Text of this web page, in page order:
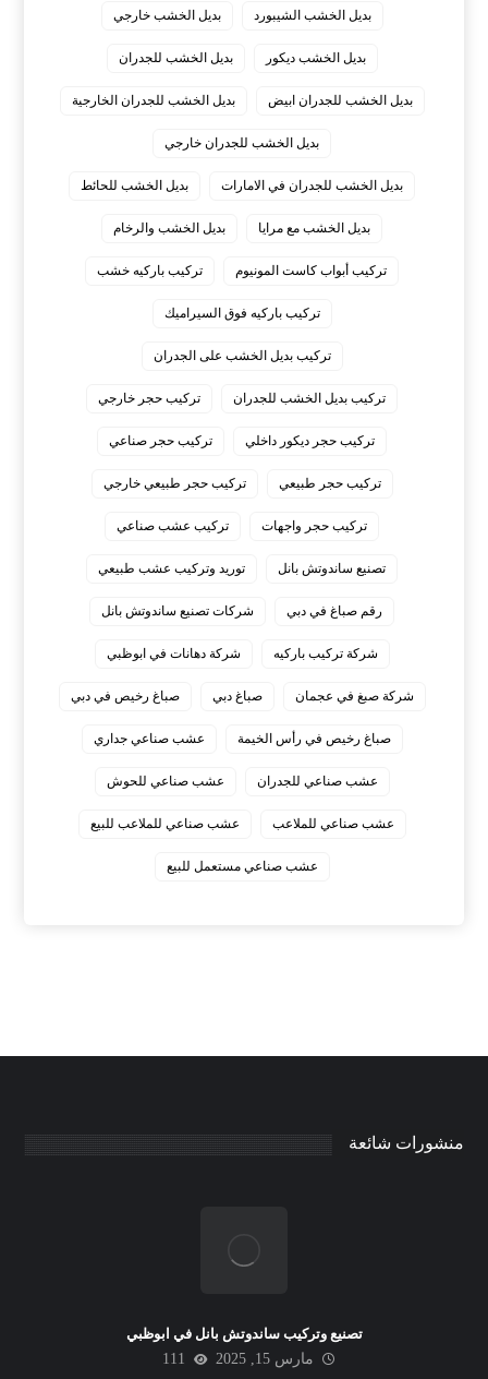
بديل الخشب الشيبورد بديل الخشب خارجي
بديل الخشب ديكور بديل الخشب للجدران
بديل الخشب للجدران ابيض بديل الخشب للجدران الخارجية
بديل الخشب للجدران خارجي
بديل الخشب للجدران في الامارات بديل الخشب للحائط
بديل الخشب مع مرايا بديل الخشب والرخام
تركيب أبواب كاست المونيوم تركيب باركيه خشب
تركيب باركيه فوق السيراميك
تركيب بديل الخشب على الجدران
تركيب بديل الخشب للجدران تركيب حجر خارجي
تركيب حجر ديكور داخلي تركيب حجر صناعي
تركيب حجر طبيعي تركيب حجر طبيعي خارجي
تركيب حجر واجهات تركيب عشب صناعي
تصنيع ساندوتش بانل توريد وتركيب عشب طبيعي
رقم صباغ في دبي شركات تصنيع ساندوتش بانل
شركة تركيب باركيه شركة دهانات في ابوظبي
شركة صبغ في عجمان صباغ دبي صباغ رخيص في دبي
صباغ رخيص في رأس الخيمة عشب صناعي جداري
عشب صناعي للجدران عشب صناعي للحوش
عشب صناعي للملاعب عشب صناعي للملاعب للبيع
عشب صناعي مستعمل للبيع
منشورات شائعة
تصنيع وتركيب ساندوتش بانل في ابوظبي
مارس 15, 2025
111